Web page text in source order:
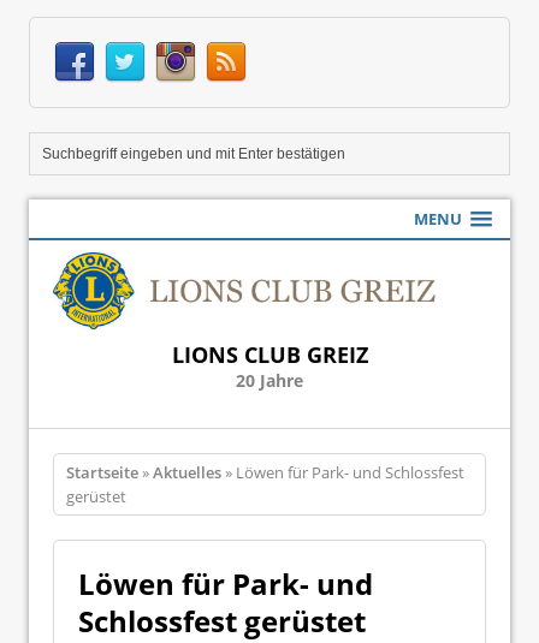
MENU
LIONS CLUB GREIZ
20 Jahre
Startseite»Aktuelles» Löwen für Park- und Schlossfest
gerüstet
Löwen für Park- und
Schlossfest gerüstet